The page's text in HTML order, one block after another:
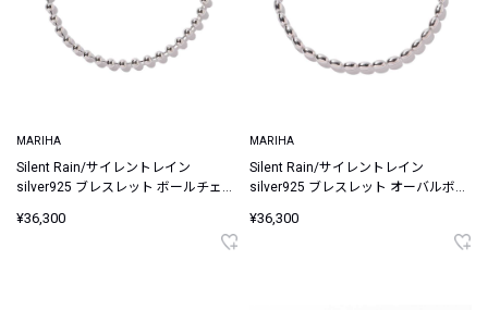
MARIHA
Silent Rain/サイレントレイン
silver925 ブレスレット ボールチェー
¥36,300
MARIHA
Silent Rain/サイレントレイン
silver925 ブレスレット オーバルボー
¥36,300